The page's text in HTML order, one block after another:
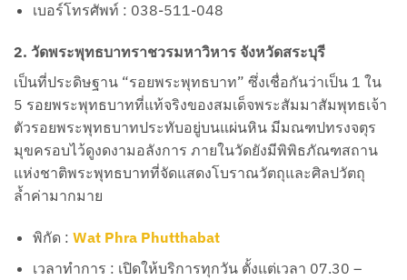
เบอร์โทรศัพท์ : 038-511-048
2. วัดพระพุทธบาทราชวรมหาวิหาร จังหวัดสระบุรี
เป็นที่ประดิษฐาน “รอยพระพุทธบาท” ซึ่งเชื่อกันว่าเป็น 1 ใน
5 รอยพระพุทธบาทที่แท้จริงของสมเด็จพระสัมมาสัมพุทธเจ้า
ตัวรอยพระพุทธบาทประทับอยู่บนแผ่นหิน มีมณฑปทรงจตุร
มุขครอบไว้ดูงดงามอลังการ ภายในวัดยังมีพิพิธภัณฑสถาน
แห่งชาติพระพุทธบาทที่จัดแสดงโบราณวัตถุและศิลปวัตถุ
ล้ำค่ามากมาย
พิกัด : Wat Phra Phutthabat
เวลาทำการ : เปิดให้บริการทุกวัน ตั้งแต่เวลา 07.30 –